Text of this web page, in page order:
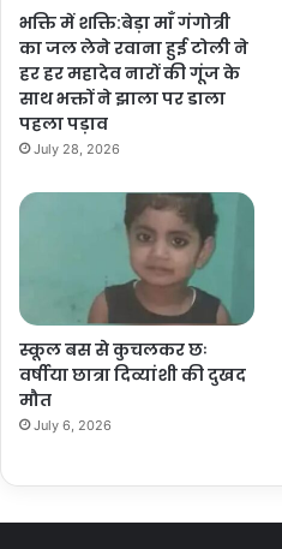
भक्ति में शक्ति:बेड़ा माँ गंगोत्री
का जल लेने रवाना हुई टोली ने
हर हर महादेव नारों की गूंज के
साथ भक्तों ने झाला पर डाला
पहला पड़ाव
July 28, 2026
स्कूल बस से कुचलकर छः
वर्षीया छात्रा दिव्यांशी की दुखद
मौत
July 6, 2026